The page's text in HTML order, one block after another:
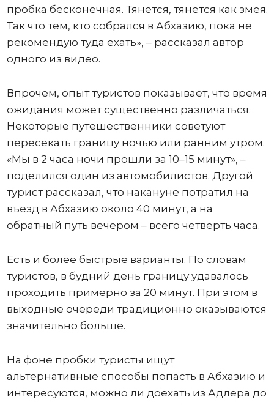
пробка бесконечная. Тянется, тянется как змея.
Так что тем, кто собрался в Абхазию, пока не
рекомендую туда ехать», – рассказал автор
одного из видео.
Впрочем, опыт туристов показывает, что время
ожидания может существенно различаться.
Некоторые путешественники советуют
пересекать границу ночью или ранним утром.
«Мы в 2 часа ночи прошли за 10–15 минут», –
поделился один из автомобилистов. Другой
турист рассказал, что накануне потратил на
въезд в Абхазию около 40 минут, а на
обратный путь вечером – всего четверть часа.
Есть и более быстрые варианты. По словам
туристов, в будний день границу удавалось
проходить примерно за 20 минут. При этом в
выходные очереди традиционно оказываются
значительно больше.
На фоне пробки туристы ищут
альтернативные способы попасть в Абхазию и
интересуются, можно ли доехать из Адлера до